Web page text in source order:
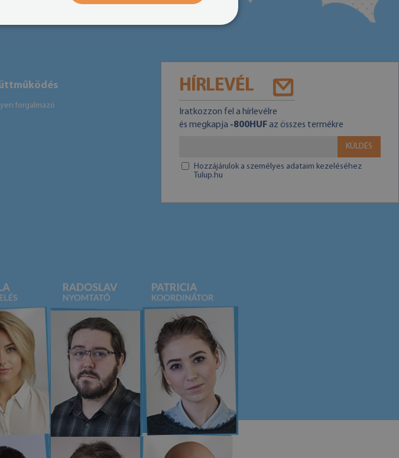
forgalmazó
HÍRLEVÉL
Iratkozzon fel a hírlevélre
és megkapja -800HUFaz összes termékre
KÜLDÉS
Hozzájárulok a személyes adataim kezeléséhez
Tulup.hu